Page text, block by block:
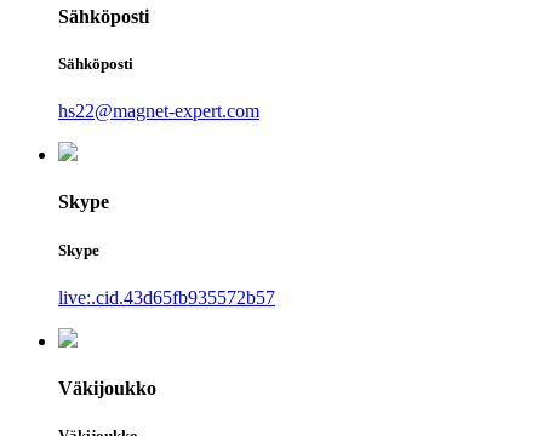
Sähköposti
Sähköposti
hs22@magnet-expert.com
Skype
Skype
live:.cid.43d65fb935572b57
Väkijoukko